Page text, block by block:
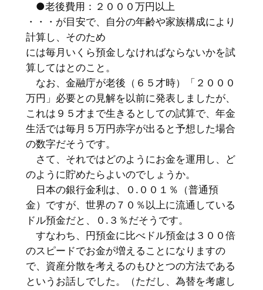
●老後費用：２０００万円以上
・・・が目安で、自分の年齢や家族構成により
計算し、そのため
には毎月いくら預金しなければならないかを試
算してはとのこと。
なお、金融庁が老後（６５才時）「２０００
万円」必要との見解を以前に発表しましたが、
これは９５才まで生きるとしての試算で、年金
生活では毎月５万円赤字が出ると予想した場合
の数字だそうです。
さて、それではどのようにお金を運用し、ど
のように貯めたらよいのでしょうか。
日本の銀行金利は、０.００１％（普通預
金）ですが、世界の７０％以上に流通している
ドル預金だと、０.３％だそうです。
すなわち、円預金に比べドル預金は３００倍
のスピードでお金が増えることになりますの
で、資産分散を考えるのもひとつの方法である
というお話しでした。（ただし、為替を考慮し